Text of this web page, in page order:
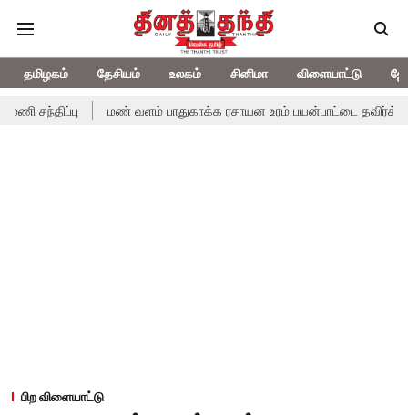
தமிழகம் தேசியம் உலகம் சினிமா விளையாட்டு
மண் வளம் பாதுகாக்க ரசாயன உரம் பயன்பாட்டை தவிர்க்க
பிற விளையாட்டு